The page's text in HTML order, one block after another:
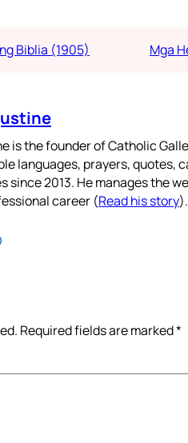
Biblia (1905) Mga
is the founder of Catholic
languages, prayers, quotes,
since 2013. He manages the
career (Read his story
Required fields are marked*